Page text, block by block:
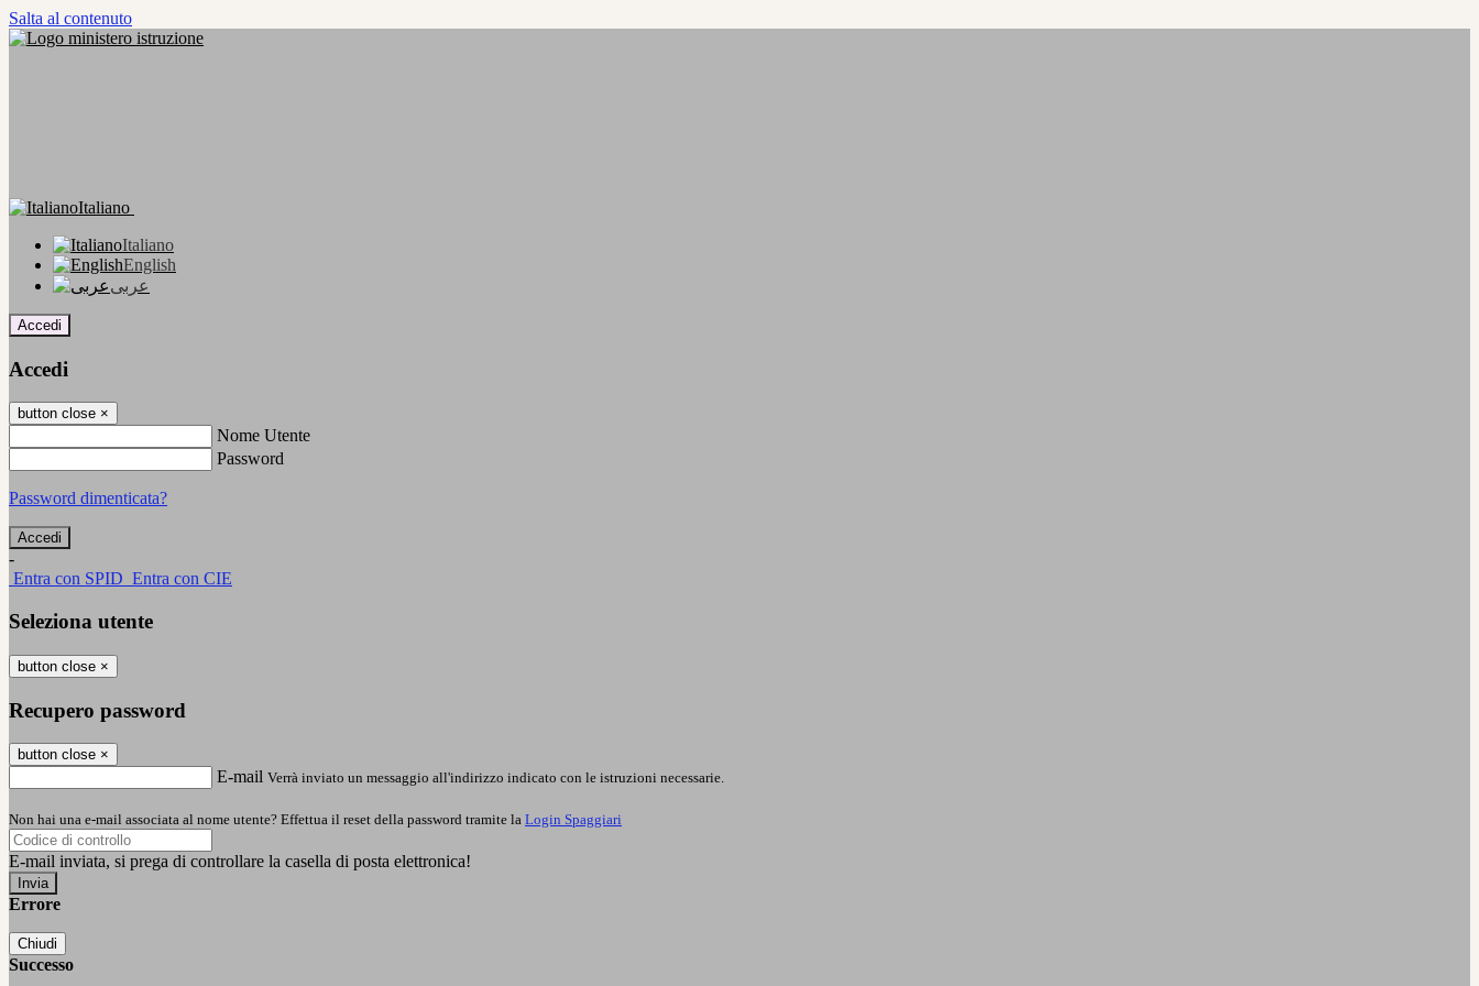
Salta al contenuto
Italiano
Italiano
English
عربى
Accedi
Accedi
button close ×
Nome Utente
Password
Password dimenticata?
-
Entra con SPID Entra con CIE
Seleziona utente
button close ×
Recupero password
button close ×
E-mail Verrà inviato un messaggio all'indirizzo indicato con le istruzioni necessarie.
Non hai una e-mail associata al nome utente? Effettua il reset della password tramite la Login Spaggiari
E-mail inviata, si prega di controllare la casella di posta elettronica!
Errore
Chiudi
Successo